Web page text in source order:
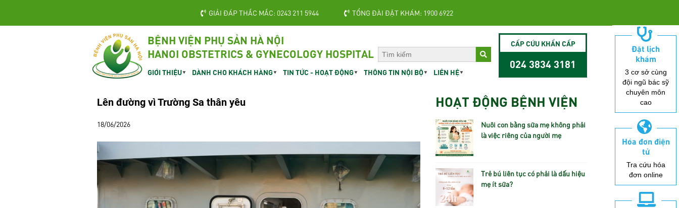
GIẢI ĐÁP THẮC MẮC: 0243 211 5944 TỔNG ĐÀI ĐẶT KHÁM: 1900 6922
BỆNH VIỆN PHỤ SẢN HÀ NỘI
HANOI OBSTETRICS & GYNECOLOGY HOSPITAL
GIỚI THIỆU DÀNH CHO KHÁCH HÀNG TIN TỨC - HOẠT ĐỘNG THÔNG TIN NỘI BỘ LIÊN HỆ
CẤP CỨU KHẨN CẤP
024 3834 3181
Lên đường vì Trường Sa thân yêu
18/06/2026
HOẠT ĐỘNG BỆNH VIỆN
Nuôi con bằng sữa mẹ không phải
là việc riêng của người mẹ
Trẻ bú liên tục có phải là dấu hiệu
mẹ ít sữa?
Đặt lịch
khám
3 cơ sở cùng
đội ngũ bác sỹ
chuyên môn
cao
Hóa đơn điện
tử
Tra cứu hóa
đơn online